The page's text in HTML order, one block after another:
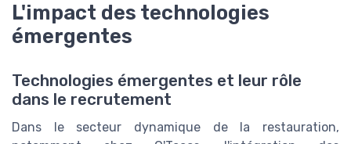
L'impact des technologies
émergentes
Technologies émergentes et leur rôle
dans le recrutement
Dans le secteur dynamique de la restauration,